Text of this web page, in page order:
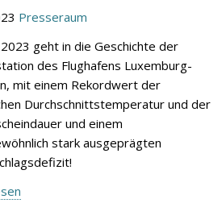
Presseraum
2023 geht in die Geschichte der
des Flughafens Luxemburg-
mit einem Rekordwert der
Durchschnittstemperatur und der
und einem
stark ausgeprägten